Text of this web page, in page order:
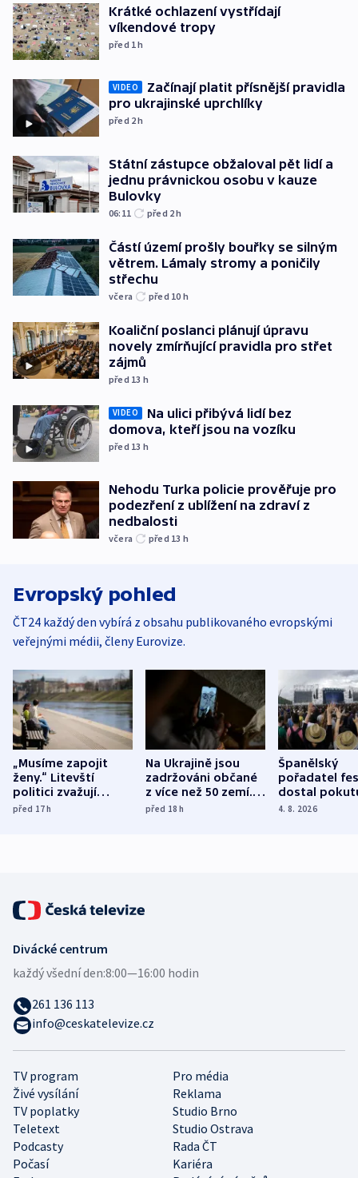
Krátké ochlazení vystřídají
víkendové tropy
před 1h
VIDEO
Začínají platit přísnější pravidla
pro ukrajinské uprchlíky
před 2h
Státní zástupce obžaloval pět lidí a
jednu právnickou osobu v kauze
Bulovky
06:11 před 2h
Částí území prošly bouřky se silným
větrem. Lámaly stromy a poničily
střechu
včera před 10 h
Koaliční poslanci plánují úpravu
novely zmírňující pravidla pro střet
zájmů
před 13 h
VIDEO
Na ulici přibývá lidí bez
domova, kteří jsou na vozíku
před 13 h
Nehodu Turka policie prověřuje pro
podezření z ublížení na zdraví z
nedbalosti
včera před 13 h
Evropský pohled
ČT24 každý den vybírá z obsahu publikovaného evropskými
veřejnými médii, členy Eurovize.
„Musíme zapojit
ženy.“ Litevští
politici zvažují
dohodu o
před 17h
Na Ukrajině jsou
zadržováni občané
z více než 50 zemí.
Bojovali na straně
před 18h
Španělský
pořadatel
dostal
nekalé
4. 8. 2026
TV program
Pro média
Živé vysílání
Reklama
TV poplatky
Studio Brno
Teletext
Studio Ostrava
Podcasty
Rada ČT
Počasí
Kariéra
Divácké centrum
každý všední den:8:00—16:00 hodin
261 136 113
info@ceskatelevize.cz